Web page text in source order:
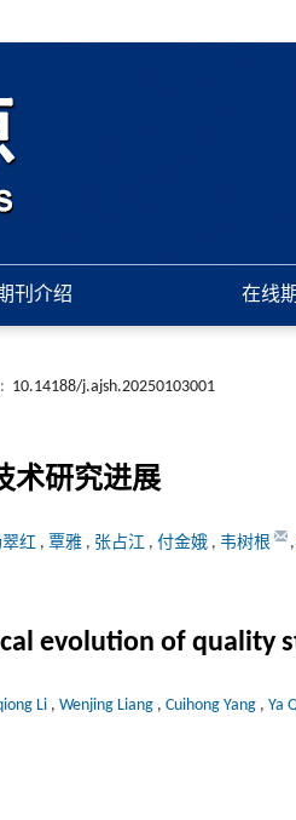
刊介绍 在线
10.14188/j.ajsh.20250103001
术研究进展
红 , 覃雅 , 张占江 , 付金娥 , 韦树根 ,
evolution of quality
Li , Wenjing Liang , Cuihong Yang , Ya